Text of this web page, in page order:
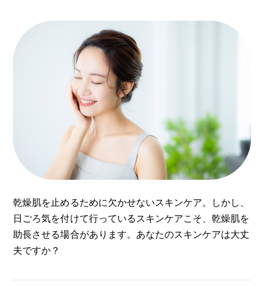
乾燥肌を止めるために欠かせないスキンケア。しかし、
日ごろ気を付けて行っているスキンケアこそ、乾燥肌を
助長させる場合があります。あなたのスキンケアは大丈
夫ですか？